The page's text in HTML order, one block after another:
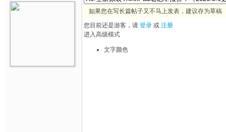
如果您在写长篇帖子又不马上发表，建议存为草稿
您目前还是游客，请 登录 或 注册
进入高级模式
文字颜色